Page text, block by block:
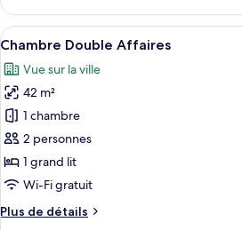
très
grand
lit
le
type
de
Chambre
Luxe,
très
grand
lit
Afficher
toutes
les
photos
pour
ce
type
de
chambre :
Chambre
Une
6
Chambre Double Affaires
Vue sur la ville
42 m²
1 chambre
2 personnes
1 grand lit
Wi-Fi gratuit
Plus de détails
Plus